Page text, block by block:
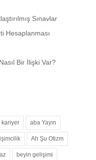
Sınavlar
Hesaplanması
Bir İlişki Var?
kariyer aba Yayın
Ah Şu Otizm
beyin gelişimi